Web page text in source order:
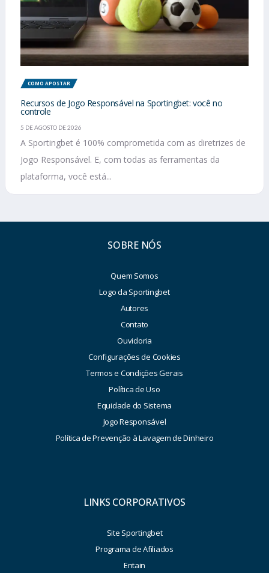
COMO APOSTAR
Recursos de Jogo Responsável na Sportingbet: você no
controle
5 DE AGOSTO DE 2026
A Sportingbet é 100% comprometida com as diretrizes de
Jogo Responsável. E, com todas as ferramentas da
plataforma, você está...
SOBRE NÓS
Quem Somos
Logo da Sportingbet
Autores
Contato
Ouvidoria
Configurações de Cookies
Termos e Condições Gerais
Política de Uso
Equidade do Sistema
Jogo Responsável
Política de Prevenção à Lavagem de Dinheiro
LINKS CORPORATIVOS
Site Sportingbet
Programa de Afiliados
Entain